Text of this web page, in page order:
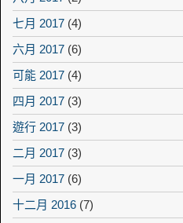
七月 2017 (4)
六月 2017 (6)
可能 2017 (4)
四月 2017 (3)
遊行 2017 (3)
二月 2017 (3)
一月 2017 (6)
十二月 2016 (7)